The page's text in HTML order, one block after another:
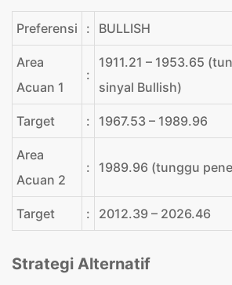
Preferensi : BULLISH
Area
Acuan 1
:
1911.21 – 1953.65
sinyal Bullish)
Target : 1967.53 – 1989.96
Area
Acuan 2
: 1989.96 (tunggu
Target : 2012.39 – 2026.46
Strategi Alternatif